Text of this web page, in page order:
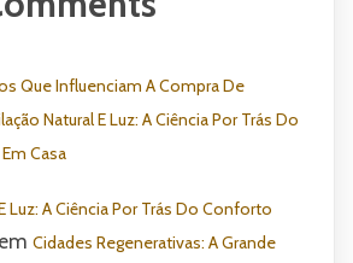
Que Influenciam A Compra De
Natural E Luz: A Ciência Por Trás Do
Casa
Luz: A Ciência Por Trás Do Conforto
em Cidades Regenerativas: A Grande